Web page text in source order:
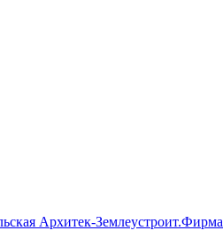
Архитек-Землеустроит.Фирма